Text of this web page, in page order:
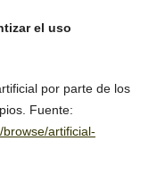
el uso
por parte de los
Fuente:
artificial-